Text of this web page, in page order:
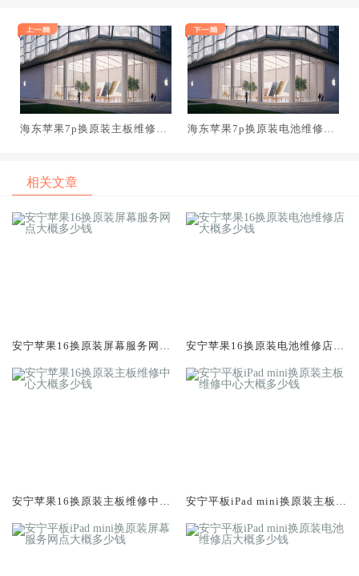
海东苹果7p换原装主板维修中
海东苹果7p换原装电池维修店
相关文章
安宁苹果16换原装屏幕服务网点
安宁苹果16换原装电池维修店大
安宁苹果16换原装主板维修中心
安宁平板iPad mini换原装主板维